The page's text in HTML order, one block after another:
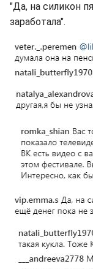
"Да, на силикон
заработала".